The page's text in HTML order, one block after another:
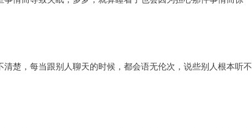
，每当跟别人聊天的时候，都会语无伦次，说些别人根本听不